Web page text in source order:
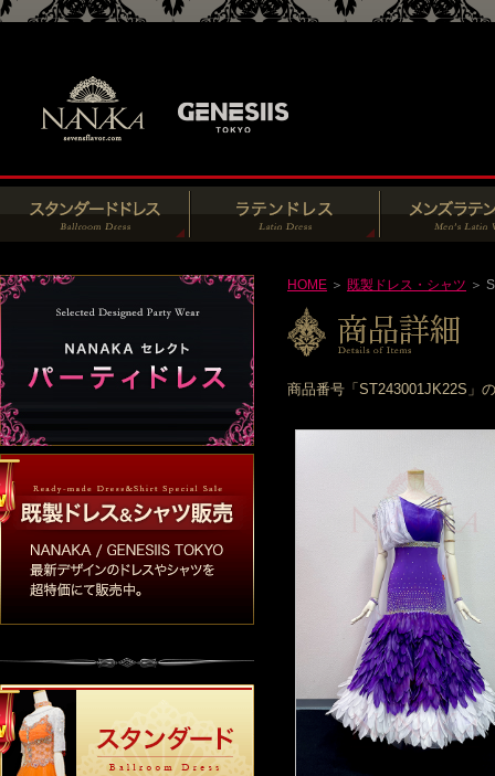
HOME ＞ 既製ドレス・シャツ ＞
商品番号「ST243001JK22S」